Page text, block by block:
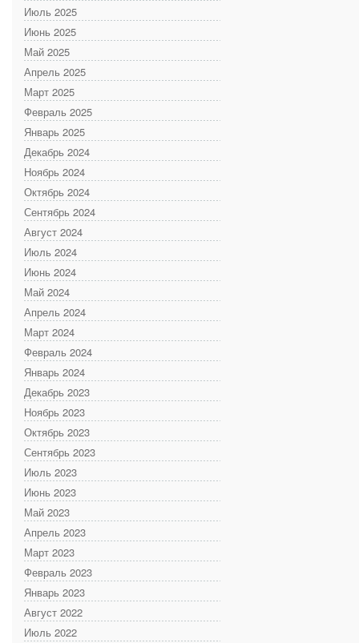
Июль 2025
Июнь 2025
Май 2025
Апрель 2025
Март 2025
Февраль 2025
Январь 2025
Декабрь 2024
Ноябрь 2024
Октябрь 2024
Сентябрь 2024
Август 2024
Июль 2024
Июнь 2024
Май 2024
Апрель 2024
Март 2024
Февраль 2024
Январь 2024
Декабрь 2023
Ноябрь 2023
Октябрь 2023
Сентябрь 2023
Июль 2023
Июнь 2023
Май 2023
Апрель 2023
Март 2023
Февраль 2023
Январь 2023
Август 2022
Июль 2022